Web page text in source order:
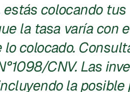
colocando
la tasa varía con
lo colocado.
CNV. Las
la